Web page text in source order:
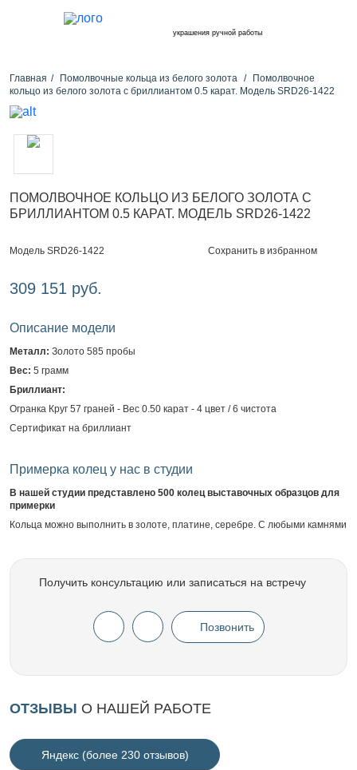
украшения ручной работы
Главная Помолвочные кольца из белого золота
Помолвочное
кольцо из белого золота с бриллиантом 0.5 карат. Модель SRD26-1422
ПОМОЛВОЧНОЕ КОЛЬЦО ИЗ БЕЛОГО ЗОЛОТА С
БРИЛЛИАНТОМ 0.5 КАРАТ. МОДЕЛЬ SRD26-1422
Модель SRD26-1422 Сохранить в избранном
309 151 руб.
Описание модели
Металл: Золото 585 пробы
Вес: 5 грамм
Бриллиант:
Огранка Круг 57 граней - Вес 0.50 карат - 4 цвет / 6 чистота
Сертификат на бриллиант
Примерка колец у нас в студии
В нашей студии представлено 500 колец выставочных образцов для
примерки
Кольца можно выполнить в золоте, платине, серебре. С любыми камнями
Получить консультацию или записаться на встречу
Позвонить
ОТЗЫВЫ О НАШЕЙ РАБОТЕ
Яндекс (более 230 отзывов)